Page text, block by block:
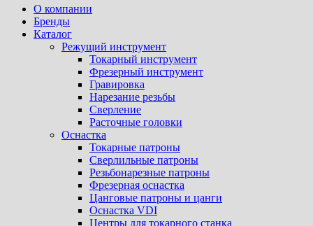
О компании
Бренды
Каталог
Режущий инструмент
Токарный инструмент
Фрезерный инструмент
Гравировка
Нарезание резьбы
Сверление
Расточные головки
Оснастка
Токарные патроны
Сверлильные патроны
Резьбонарезные патроны
Фрезерная оснастка
Цанговые патроны и цанги
Оснастка VDI
Центры для токарного станка